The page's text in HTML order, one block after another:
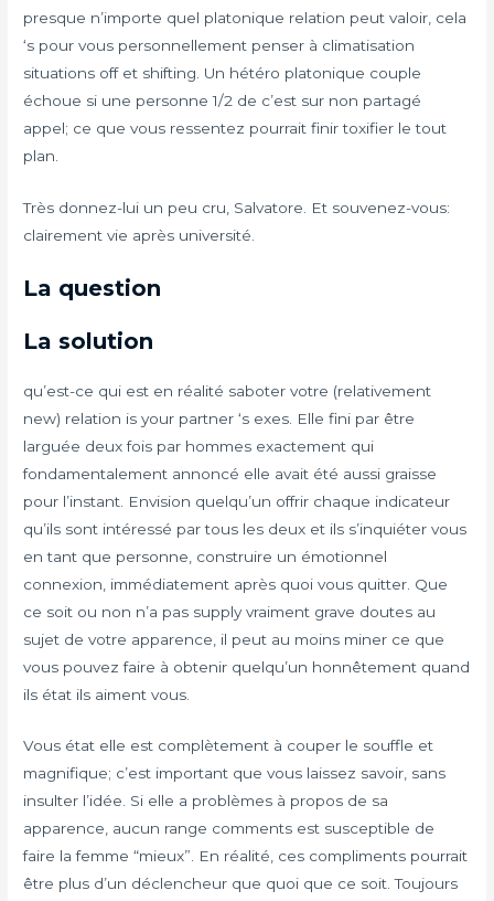
presque n’importe quel platonique relation peut valoir, cela
‘s pour vous personnellement penser à climatisation
situations off et shifting. Un hétéro platonique couple
échoue si une personne 1/2 de c’est sur non partagé
appel; ce que vous ressentez pourrait finir toxifier le tout
plan.
Très donnez-lui un peu cru, Salvatore. Et souvenez-vous:
clairement vie après université.
La question
La solution
qu’est-ce qui est en réalité saboter votre (relativement
new) relation is your partner ‘s exes. Elle fini par être
larguée deux fois par hommes exactement qui
fondamentalement annoncé elle avait été aussi graisse
pour l’instant. Envision quelqu’un offrir chaque indicateur
qu’ils sont intéressé par tous les deux et ils s’inquiéter vous
en tant que personne, construire un émotionnel
connexion, immédiatement après quoi vous quitter. Que
ce soit ou non n’a pas supply vraiment grave doutes au
sujet de votre apparence, il peut au moins miner ce que
vous pouvez faire à obtenir quelqu’un honnêtement quand
ils état ils aiment vous.
Vous état elle est complètement à couper le souffle et
magnifique; c’est important que vous laissez savoir, sans
insulter l’idée. Si elle a problèmes à propos de sa
apparence, aucun range comments est susceptible de
faire la femme “mieux”. En réalité, ces compliments pourrait
être plus d’un déclencheur que quoi que ce soit. Toujours